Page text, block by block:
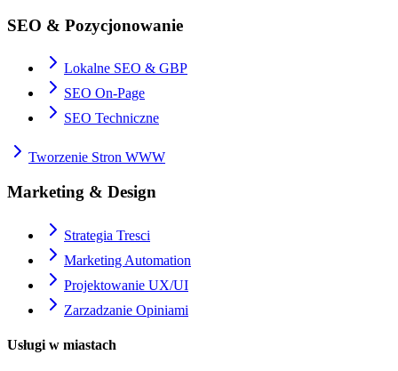
SEO & Pozycjonowanie
Lokalne SEO & GBP
SEO On-Page
SEO Techniczne
Tworzenie Stron WWW
Marketing & Design
Strategia Tresci
Marketing Automation
Projektowanie UX/UI
Zarzadzanie Opiniami
Usługi w miastach